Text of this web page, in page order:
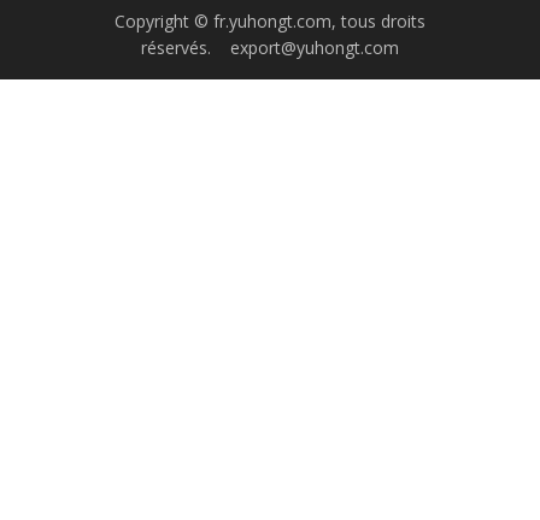
Copyright © fr.yuhongt.com, tous droits
réservés. export@yuhongt.com